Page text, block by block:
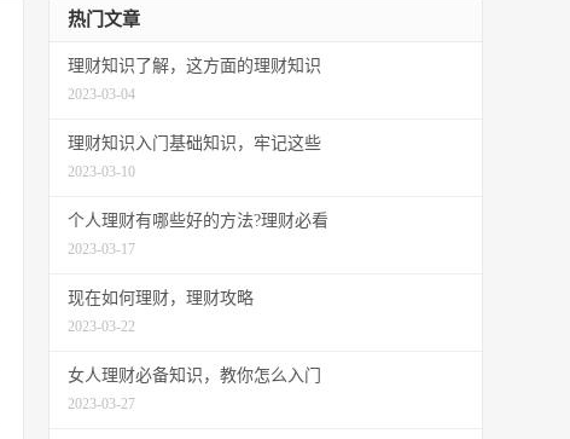
热门文章
理财知识了解，这方面的理财知识
2023-03-04
理财知识入门基础知识，牢记这些
2023-03-10
个人理财有哪些好的方法?理财必看
2023-03-17
现在如何理财，理财攻略
2023-03-22
女人理财必备知识，教你怎么入门
2023-03-27